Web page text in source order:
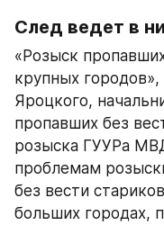
След ведет в
«Розыск
крупных
Яроцкого,
пропавших без
розыска ГУУРа
проблемам
без вести
больших городах,